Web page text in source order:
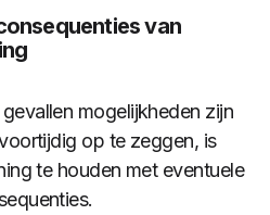
van
mogelijkheden zijn
op te zeggen, is
te houden met eventuele